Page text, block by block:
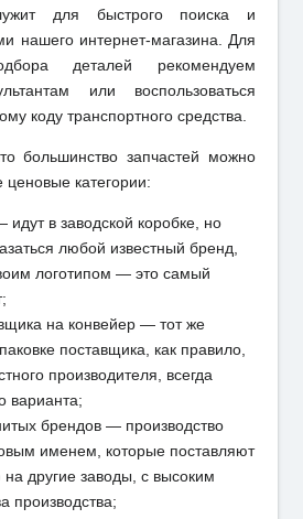
для быстрого поиска и
нашего интернет-магазина. Для
деталей рекомендуем
или воспользоваться
коду транспортного средства.
большинство запчастей можно
ценовые категории:
в заводской коробке, но
любой известный бренд,
логотипом — это самый
на конвейер — тот же
поставщика, как правило,
производителя, всегда
варианта;
брендов — производство
именем, которые поставляют
другие заводы, с высоким
производства;